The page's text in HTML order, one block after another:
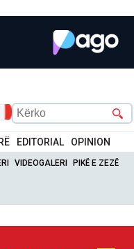
EDITORIAL OPINION
VIDEOGALERI PIKË E ZEZË